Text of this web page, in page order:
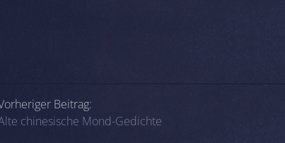
Navigation
Beitrag:
chinesische Mond-Gedichte